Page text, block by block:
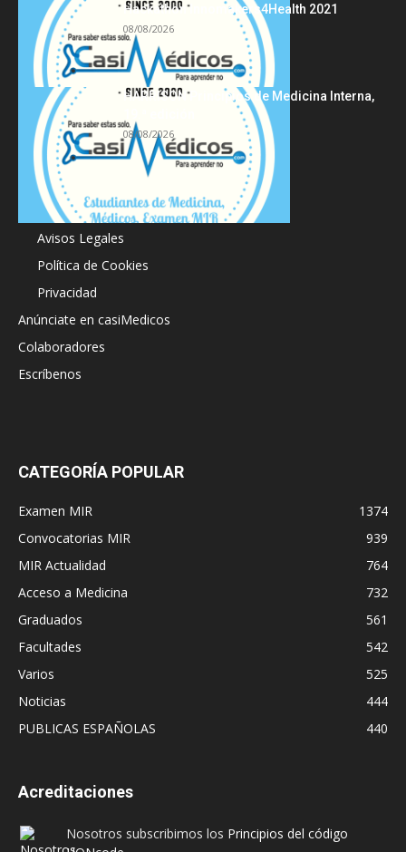
Hackathon Innomakers4Health 2021
08/08/2026
HARRISON Principios de Medicina Interna,
08/08/2026
Acerca de
Avisos Legales
Política de Cookies
Privacidad
Anúnciate en casiMedicos
Colaboradores
Escríbenos
CATEGORÍA POPULAR
Examen MIR
1374
Convocatorias MIR
939
MIR Actualidad
764
Acceso a Medicina
732
Graduados
561
Facultades
542
Varios
525
Noticias
444
PUBLICAS ESPAÑOLAS
440
Acreditaciones
Nosotros subscribimos los Principios del código